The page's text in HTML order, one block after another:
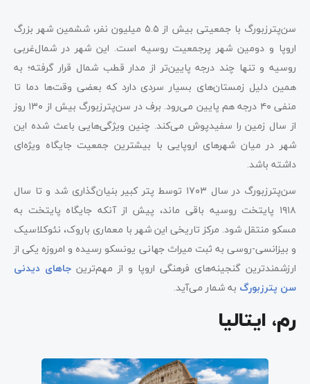
سن‌پترزبورگ با جمعیتی بیش از ۵.۵ میلیون نفر، ششمین شهر بزرگ
اروپا و دومین شهر پرجمعیت روسیه است. این شهر در شمال‌غربی
روسیه و تنها چند درجه پایین‌تر از مدار قطب شمال قرار گرفته؛ به
همین دلیل زمستان‌های بسیار سردی دارد که بعضی وقت‌ها دما تا
منفی ۴۰ درجه هم پایین می‌رود. برف در سن‌پترزبورگ بیش از ۱۳۰ روز
از سال زمین را سفیدپوش می‌کند. چنین ویژگی‌هایی باعث شده این
شهر در میان شهرهای اروپایی با بیشترین جمعیت جایگاه ویژه‌ای
داشته باشد.
سن‌پترزبورگ در سال ۱۷۰۳ توسط پتر کبیر بنیان‌گذاری شد و تا سال
۱۹۱۸ پایتخت روسیه باقی ماند، پیش از آنکه جایگاه پایتخت به
مسکو منتقل شود. مرکز تاریخی این شهر با معماری باروک، نئوکلاسیک
و بیزانسی-روسی به ثبت میراث جهانی یونسکو رسیده و امروزه یکی از
ارزشمندترین گنجینه‌های فرهنگی اروپا و از مهم‌ترین جاهای دیدنی
سن‌ پترزبورگ به شمار می‌آید.
رم، ایتالیا